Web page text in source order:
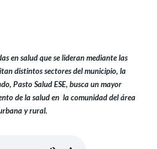
en salud que se lideran mediante las
distintos sectores del municipio, la
Pasto Salud ESE, busca un mayor
de la salud en la comunidad del área
y rural.